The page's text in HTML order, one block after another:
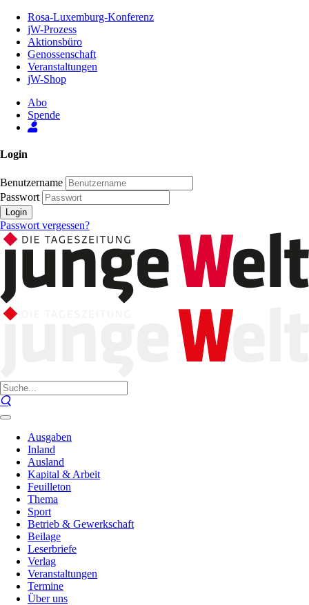
Inhalt
Seite
Rosa-Luxemburg-Konferenz
jW-Prozess
Aktionsbüro
Genossenschaft
Veranstaltungen
jW-Shop
Abo
Spende
Login
Benutzername
Passwort
Login
Passwort vergessen?
Ausgaben
Inland
Ausland
Kapital & Arbeit
Feuilleton
Thema
Sport
Betrieb & Gewerkschaft
Beilage
Leserbriefe
Verlag
Veranstaltungen
Termine
Über uns